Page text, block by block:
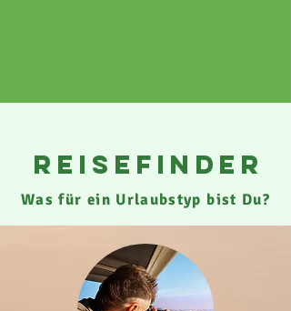
reisefinder
Was für ein Urlaubstyp bist Du?